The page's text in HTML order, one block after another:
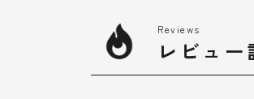
Reviews
レビュー